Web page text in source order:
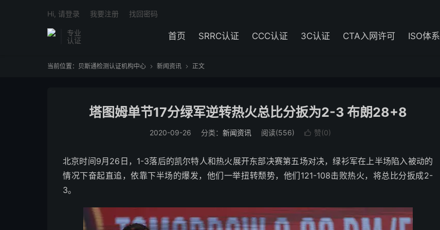
专业
认证
首页 SRRC认证 CCC认证 3C认证 CTA入网许可 ISO体系
Hi, 请登录 我要注册 找回密码
当前位置： 贝斯通检测认证机构中心  新闻资讯  正文
塔图姆单节17分绿军逆转热火总比分扳为2-3 布朗28+8
2020-09-26 分类： 新闻资讯 阅读(556)  赞(0)
北京时间9月26日，1-3落后的凯尔特人和热火展开东部决赛第五场对决，绿衫军在上半场陷入被动的
情况下奋起直追，依靠下半场的爆发，他们一举扭转颓势，他们121-108击败热火，将总比分扳成2-
3。